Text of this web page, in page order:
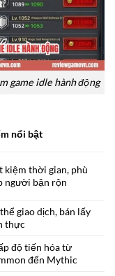
game idle hành động
nổi bật
kiệm thời gian, phù
người bận rộn
giao dịch, bán lấy
thực
độ tiến hóa từ
đến Mythic